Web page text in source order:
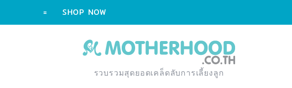
= SHOP NOW
รวบรวมสุดยอดเคล็ดลับการเลี้ยงลูก